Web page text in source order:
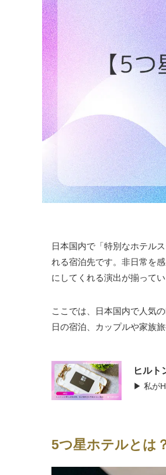
日本国内で「特別なホテル
れる宿泊先です。非日常を
にしてくれる演出が揃ってい
ここでは、日本国内で人気
日の宿泊、カップルや家族
ヒルト
▶ 私が
5つ星ホテルとは